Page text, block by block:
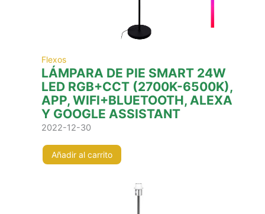
Flexos
LÁMPARA DE PIE SMART 24W
LED RGB+CCT (2700K-6500K),
APP, WIFI+BLUETOOTH, ALEXA
Y GOOGLE ASSISTANT
2022-12-30
Añadir al carrito